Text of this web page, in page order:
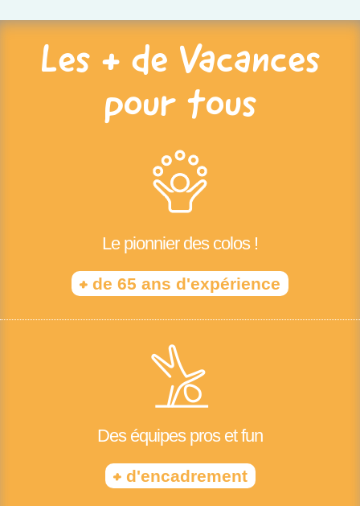
Les + de Vacances
pour tous
Le pionnier des colos !
+ de 65 ans d'expérience
Des équipes pros et fun
+d'encadrement